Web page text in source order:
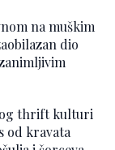
na muškim
dio
thrift kulturi
od kravata